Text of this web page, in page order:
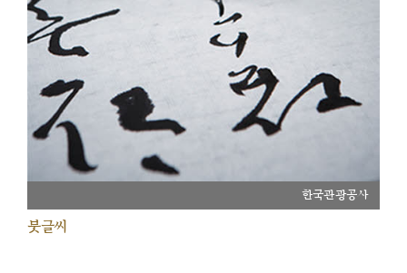
한국관광공사
붓글씨